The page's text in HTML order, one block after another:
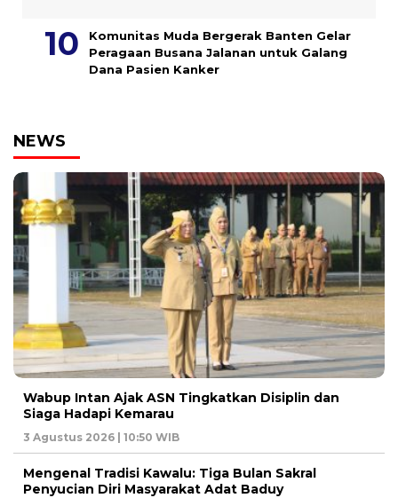
Komunitas Muda Bergerak Banten Gelar
Peragaan Busana Jalanan untuk Galang
Dana Pasien Kanker
NEWS
Wabup Intan Ajak ASN Tingkatkan Disiplin dan
Siaga Hadapi Kemarau
3 Agustus 2026 | 10:50 WIB
Mengenal Tradisi Kawalu: Tiga Bulan Sakral
Penyucian Diri Masyarakat Adat Baduy